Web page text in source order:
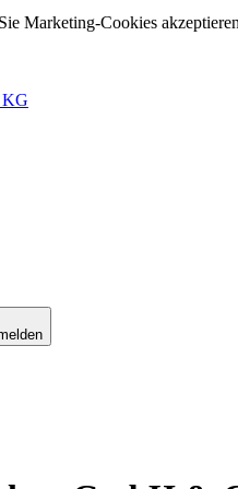
Marketing-Cookies
KG